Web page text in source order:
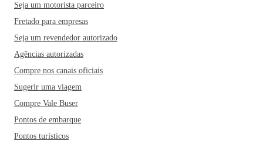
Seja um motorista parceiro
Fretado para empresas
Seja um revendedor autorizado
Agências autorizadas
Compre nos canais oficiais
Sugerir uma viagem
Compre Vale Buser
Pontos de embarque
Pontos turísticos